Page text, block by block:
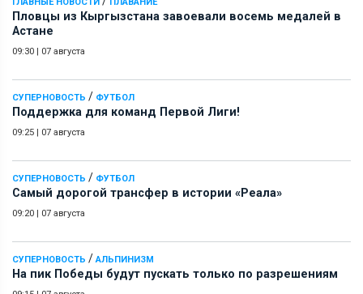
Пловцы из Кыргызстана завоевали восемь медалей в
Астане
09:30 07 августа
СУПЕРНОВОСТЬ / ФУТБОЛ
Поддержка для команд Первой Лиги!
09:25 07 августа
СУПЕРНОВОСТЬ / ФУТБОЛ
Самый дорогой трансфер в истории «Реала»
09:20 07 августа
СУПЕРНОВОСТЬ / АЛЬПИНИЗМ
На пик Победы будут пускать только по разрешениям